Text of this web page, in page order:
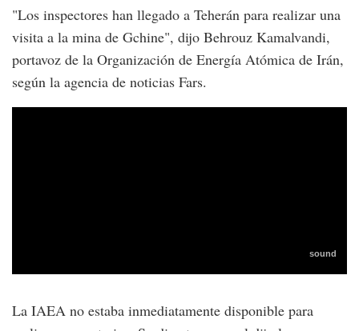
"Los inspectores han llegado a Teherán para realizar una
visita a la mina de Gchine", dijo Behrouz Kamalvandi,
portavoz de la Organización de Energía Atómica de Irán,
según la agencia de noticias Fars.
La IAEA no estaba inmediatamente disponible para